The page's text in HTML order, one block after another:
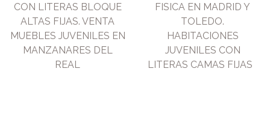
CON LITERAS BLOQUE
ALTAS FIJAS. VENTA
MUEBLES JUVENILES EN
MANZANARES DEL
REAL
FISICA EN MADRID Y
TOLEDO.
HABITACIONES
JUVENILES CON
LITERAS CAMAS FIJAS